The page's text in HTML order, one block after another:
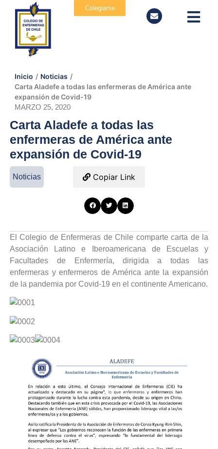
Colegiarse
Inicio / Noticias /
Carta Aladefe a todas las enfermeras de América ante
expansión de Covid-19
MARZO 25, 2020
Carta Aladefe a todas las
enfermeras de América ante
expansión de Covid-19
Noticias Copiar Link
El Colegio de Enfermeras de Chile comparte carta de la
Asociación Latino e Iberoamericana de Escuelas y
Facultades de Enfermería, dirigida a todas las
enfermeras y enfermeros de América ante la expansión
de la pandemia por Covid-19 en el continente Americano.